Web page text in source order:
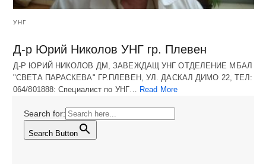
УНГ
Д-р Юрий Николов УНГ гр. Плевен
Д-Р ЮРИЙ НИКОЛОВ ДМ, ЗАВЕЖДАЩ УНГ ОТДЕЛЕНИЕ МБАЛ
"СВЕТА ПАРАСКЕВА" ГР.ПЛЕВЕН, УЛ. ДАСКАЛ ДИМО 22, ТЕЛ:
064/801888: Специалист по УНГ… Read More
Search for:
Search Button